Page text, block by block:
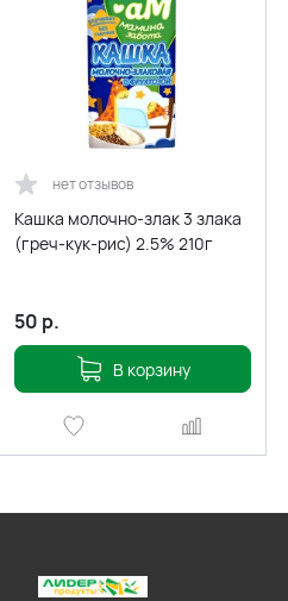
нет отзывов
Кашка молочно-злак 3 злака
(греч-кук-рис) 2.5% 210г
50 р.
В корзину